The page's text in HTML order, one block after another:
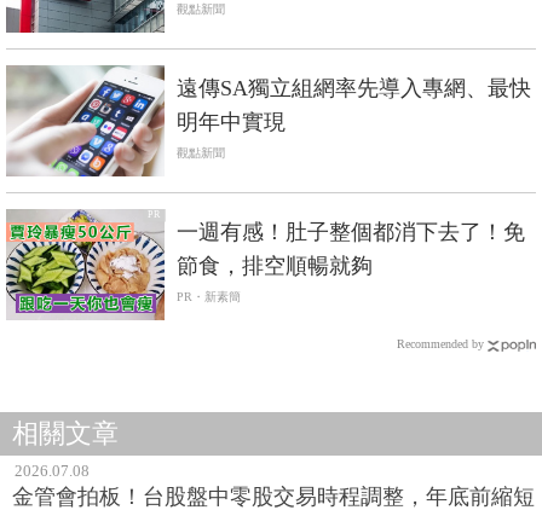
觀點新聞
遠傳SA獨立組網率先導入專網、最快
明年中實現
觀點新聞
PR
一週有感！肚子整個都消下去了！免
節食，排空順暢就夠
PR・新素簡
Recommended by
相關文章
2026.07.08
金管會拍板！台股盤中零股交易時程調整，年底前縮短